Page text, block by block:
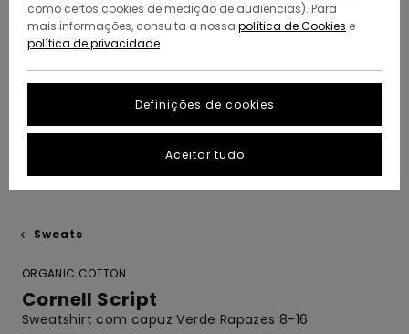
Sweats
ORGANIC COTTON
Cornell Script
Sweatshirt com capuz Verde Rapazes 8-16
como certos cookies de medição de audiências). Para
mais informações, consulta a nossa política de Cookies e
política de privacidade
Definições de cookies
Aceitar tudo